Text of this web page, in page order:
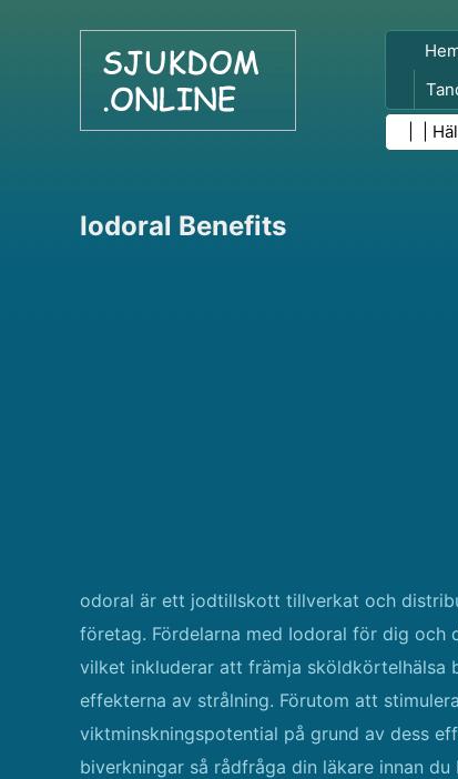
Iodoral Benefits
odoral är ett jodtillskott tillverkat och
företag. Fördelarna med Iodoral för dig och
vilket inkluderar att främja sköldkörtelhälsa
effekterna av strålning. Förutom att
viktminskningspotential på grund av dess
biverkningar så rådfråga din läkare innan